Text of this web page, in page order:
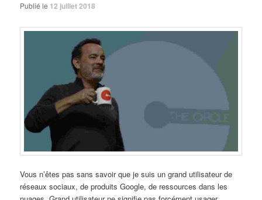
Publié le 12 juillet 2018
Vous n’êtes pas sans savoir que je suis un grand utilisateur de
réseaux sociaux, de produits Google, de ressources dans les